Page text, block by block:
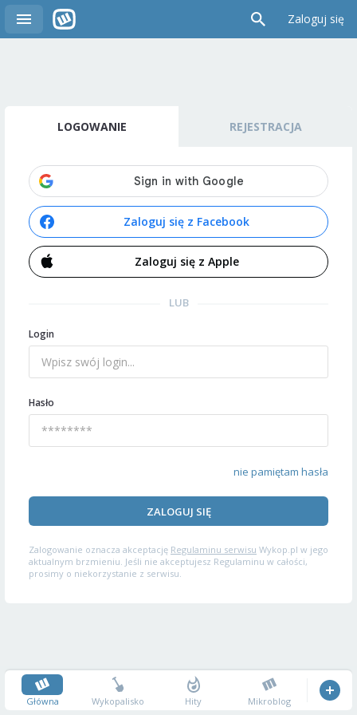
Zaloguj się
LOGOWANIE REJESTRACJA
Zaloguj się z Facebook
Zaloguj się z Apple
LUB
Login
Hasło
nie pamiętam hasła
ZALOGUJ SIĘ
Zalogowanie oznacza akceptację Regulaminu serwisu Wykop.pl w jego
aktualnym brzmieniu. Jeśli nie akceptujesz Regulaminu w całości,
prosimy o niekorzystanie z serwisu.
Główna Wykopalisko Hity Mikroblog